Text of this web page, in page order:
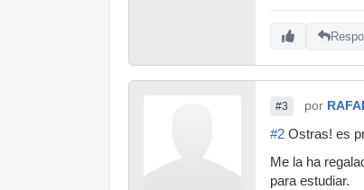
#3 por
#2 Ostras! es
Me la ha
para estudiar.